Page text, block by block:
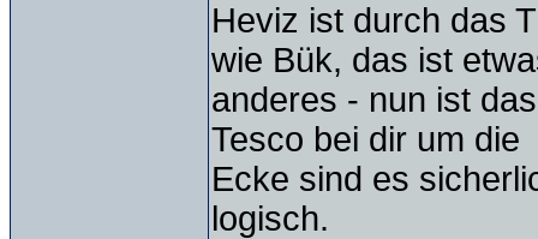
Heviz ist durch das
wie Bük, das ist
anderes - nun ist
Tesco bei dir um die
Ecke sind es
logisch.